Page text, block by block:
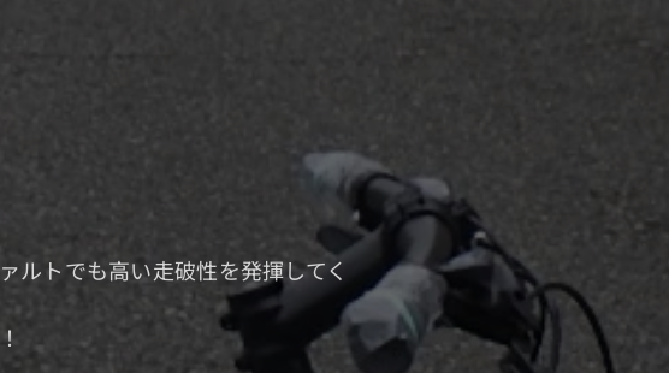
ミ製
ミックスコンポ）
スピード
ルトでも高い走破性を発揮してく
標準装備！